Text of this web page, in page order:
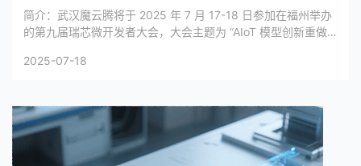
简介：武汉魔云腾将于 2025 年 7 月 17-18 日参加在福州举办
的第九届瑞芯微开发者大会，大会主题为 “AIoT 模型创新重做
果，大会还将有新品首发、生态展示等亮点。
2025-07-18